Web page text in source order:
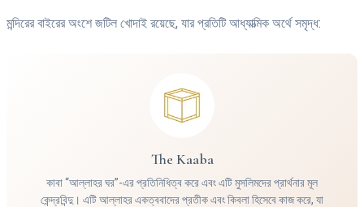
মন্দিরের বাইরের অংশে জটিল খোদাই রয়েছে, যার প্রতিটি আধ্যাত্মিক অর্থে সমৃদ্ধ:
The Kaaba
কাবা “আল্লাহর ঘর”-এর প্রতিনিধিত্ব করে এবং এটি মুসলিমদের প্রার্থনার মূল
কেন্দ্রবিন্দু। এটি আল্লাহর একত্ববাদের প্রতীক এবং কিবলা হিসেবে কাজ করে, যা